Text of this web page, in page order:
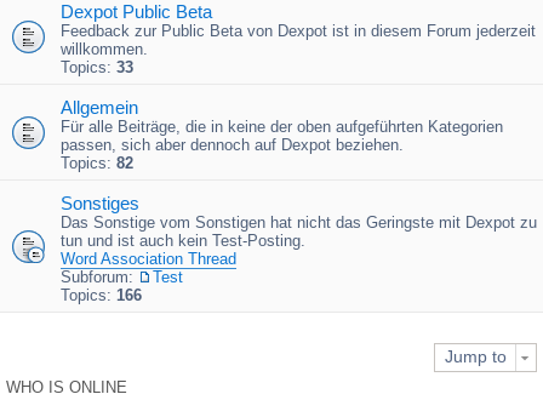
Dexpot Public Beta
Feedback zur Public Beta von Dexpot ist in diesem Forum jederzeit
willkommen.
Topics: 33
Allgemein
Für alle Beiträge, die in keine der oben aufgeführten Kategorien
passen, sich aber dennoch auf Dexpot beziehen.
Topics: 82
Sonstiges
Das Sonstige vom Sonstigen hat nicht das Geringste mit Dexpot zu
tun und ist auch kein Test-Posting.
Word Association Thread
Subforum:
Test
Topics: 166
Jump to
WHO IS ONLINE